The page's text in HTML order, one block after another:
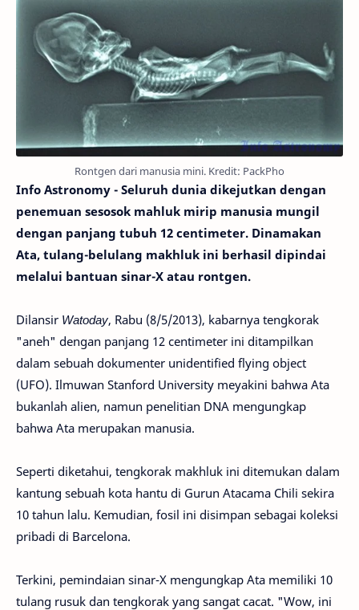
Rontgen dari manusia mini. Kredit: PackPho
Info Astronomy - Seluruh dunia dikejutkan dengan
penemuan sesosok mahluk mirip manusia mungil
dengan panjang tubuh 12 centimeter. Dinamakan
Ata, tulang-belulang makhluk ini berhasil dipindai
melalui bantuan sinar-X atau rontgen.
Dilansir Watoday, Rabu (8/5/2013), kabarnya tengkorak
"aneh" dengan panjang 12 centimeter ini ditampilkan
dalam sebuah dokumenter unidentified flying object
(UFO). Ilmuwan Stanford University meyakini bahwa Ata
bukanlah alien, namun penelitian DNA mengungkap
bahwa Ata merupakan manusia.
Seperti diketahui, tengkorak makhluk ini ditemukan dalam
kantung sebuah kota hantu di Gurun Atacama Chili sekira
10 tahun lalu. Kemudian, fosil ini disimpan sebagai koleksi
pribadi di Barcelona.
Terkini, pemindaian sinar-X mengungkap Ata memiliki 10
tulang rusuk dan tengkorak yang sangat cacat. "Wow, ini